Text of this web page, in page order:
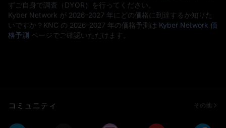
ずご自身で調査（DYOR）を行ってください。
Kyber Network が 2026–2027 年にどの価格に到達するか知りた
いですか？KNC の 2026–2027 年の価格予測は Kyber Network 価
格予測 ページでご確認いただけます。
コミュニティ その他